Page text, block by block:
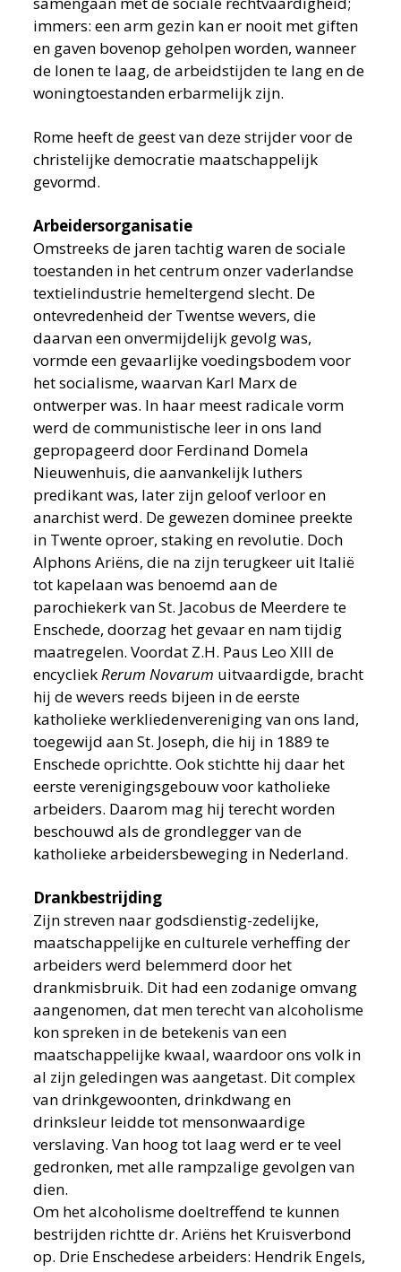
immers: een arm gezin kan er nooit met giften
en gaven bovenop geholpen worden, wanneer
de lonen te laag, de arbeidstijden te lang en de
woningtoestanden erbarmelijk zijn.
Rome heeft de geest van deze strijder voor de
christelijke democratie maatschappelijk
gevormd.
Arbeidersorganisatie
Omstreeks de jaren tachtig waren de sociale
toestanden in het centrum onzer vaderlandse
textielindustrie hemeltergend slecht. De
ontevredenheid der Twentse wevers, die
daarvan een onvermijdelijk gevolg was,
vormde een gevaarlijke voedingsbodem voor
het socialisme, waarvan Karl Marx de
ontwerper was. In haar meest radicale vorm
werd de communistische leer in ons land
gepropageerd door Ferdinand Domela
Nieuwenhuis, die aanvankelijk luthers
predikant was, later zijn geloof verloor en
anarchist werd. De gewezen dominee preekte
in Twente oproer, staking en revolutie. Doch
Alphons Ariëns, die na zijn terugkeer uit ltalië
tot kapelaan was benoemd aan de
parochiekerk van St. Jacobus de Meerdere te
Enschede, doorzag het gevaar en nam tijdig
maatregelen. Voordat Z.H. Paus Leo XIII de
encycliekRerum Novarum uitvaardigde, bracht
hij de wevers reeds bijeen in de eerste
katholieke werkliedenvereniging van ons land,
toegewijd aan St. Joseph, die hij in 1889 te
Enschede oprichtte. Ook stichtte hij daar het
eerste verenigingsgebouw voor katholieke
arbeiders. Daarom mag hij terecht worden
beschouwd als de grondlegger van de
katholieke arbeidersbeweging in Nederland.
Drankbestrijding
Zijn streven naar godsdienstig-zedelijke,
maatschappelijke en culturele verheffing der
arbeiders werd belemmerd door het
drankmisbruik. Dit had een zodanige omvang
aangenomen, dat men terecht van alcoholisme
kon spreken in de betekenis van een
maatschappelijke kwaal, waardoor ons volk in
al zijn geledingen was aangetast. Dit complex
van drinkgewoonten, drinkdwang en
drinksleur leidde tot mensonwaardige
verslaving. Van hoog tot laag werd er te veel
gedronken, met alle rampzalige gevolgen van
dien.
Om het alcoholisme doeltreffend te kunnen
bestrijden richtte dr. Ariëns het Kruisverbond
op. Drie Enschedese arbeiders: Hendrik Engels,